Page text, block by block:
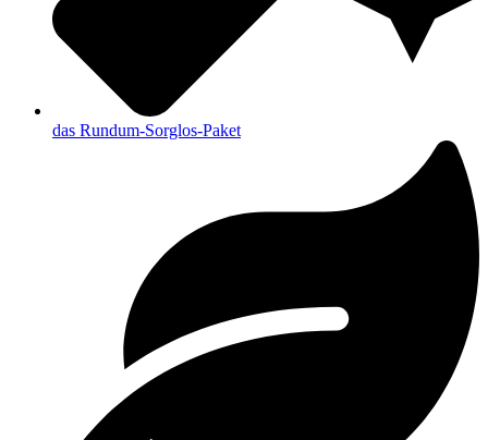
das Rundum-Sorglos-Paket